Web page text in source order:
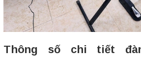
Thông số chi tiết